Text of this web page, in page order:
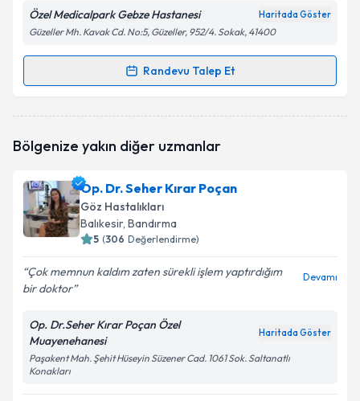
Kişisel verilerimin işlenmesine ilişkinAydınlatma
kapsamda işlenmesini kabul ediyorum.
Özel Medicalpark Gebze Hastanesi Haritada Göster
Güzeller Mh. Kavak Cd. No:5, Güzeller, 952/4. Sokak, 41400
Randevu Talep Et
Randevu Takvimi Talebi
oluşturun. Size bu uzmandan randevu almanız için bir
E-posta Adresiniz
Kişisel verilerimin işlenmesine ilişkinAydınlatma
Takvim Talebini Gönder
Bölgenize yakın diğer uzmanlar
Op. Dr. Seher Kırar Poçan
Göz Hastalıkları
Balıkesir, Bandırma
5 (306 Değerlendirme)
Çok memnun kaldım zaten sürekli işlem yaptırdığım
bir doktor
Devamı
Op. Dr.Seher Kırar Poçan Özel
Muayenehanesi
Haritada Göster
Paşakent Mah. Şehit Hüseyin Süzener Cad. 1061 Sok. Saltanatlı
Konakları